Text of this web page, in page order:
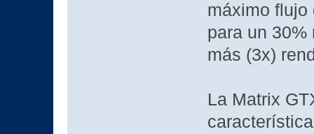
máximo flujo
para un 30%
más (3x)
La Matrix